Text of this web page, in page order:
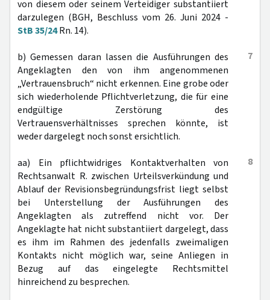
von diesem oder seinem Verteidiger substantiiert
darzulegen (BGH, Beschluss vom 26. Juni 2024 -
StB 35/24Rn. 14).
7
b) Gemessen daran lassen die Ausführungen des
Angeklagten den von ihm angenommenen
„Vertrauensbruch“ nicht erkennen. Eine grobe oder
sich wiederholende Pflichtverletzung, die für eine
endgültige Zerstörung des
Vertrauensverhältnisses sprechen könnte, ist
weder dargelegt noch sonst ersichtlich.
8
aa) Ein pflichtwidriges Kontaktverhalten von
Rechtsanwalt R. zwischen Urteilsverkündung und
Ablauf der Revisionsbegründungsfrist liegt selbst
bei Unterstellung der Ausführungen des
Angeklagten als zutreffend nicht vor. Der
Angeklagte hat nicht substantiiert dargelegt, dass
es ihm im Rahmen des jedenfalls zweimaligen
Kontakts nicht möglich war, seine Anliegen in
Bezug auf das eingelegte Rechtsmittel
hinreichend zu besprechen.